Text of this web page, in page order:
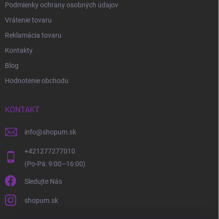
Podmienky ochrany osobných údajov
Vrátenie tovaru
Reklamácia tovaru
Kontakty
Blog
Hodnotenie obchodu
KONTAKT
info@shopum.sk
+421277277010
Sledujte Nás
shopum.sk